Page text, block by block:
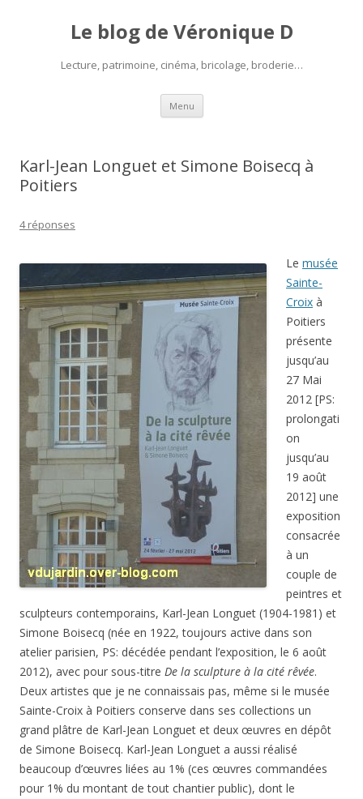
Le blog de Véronique D
Lecture, patrimoine, cinéma, bricolage, broderie…
Menu Aller
contenu
Karl-Jean Longuet et Simone Boisecq à
Poitiers
4 réponses
Le musée
Sainte-
Croix à
Poitiers
présente
jusqu’au
27 Mai
2012 [PS:
prolongati
on
jusqu’au
19 août
2012] une
exposition
consacrée
à un
couple de
peintres et
sculpteurs contemporains, Karl-Jean Longuet (1904-1981) et
Simone Boisecq (née en 1922, toujours active dans son
atelier parisien, PS: décédée pendant l’exposition, le 6 août
2012), avec pour sous-titre De la sculpture à la cité rêvée.
Deux artistes que je ne connaissais pas, même si le musée
Sainte-Croix à Poitiers conserve dans ses collections un
grand plâtre de Karl-Jean Longuet et deux œuvres en dépôt
de Simone Boisecq. Karl-Jean Longuet a aussi réalisé
beaucoup d’œuvres liées au 1% (ces œuvres commandées
pour 1% du montant de tout chantier public), dont le